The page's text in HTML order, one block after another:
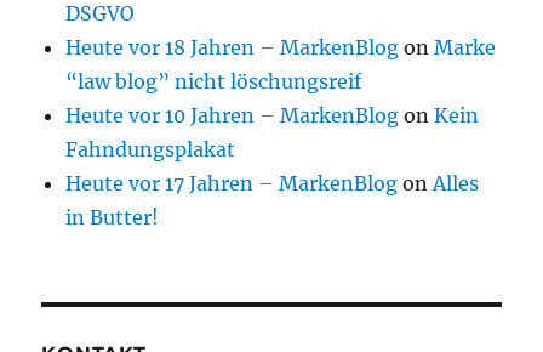
DSGVO
Heute vor 18 Jahren – MarkenBlog onMarke
“law blog” nicht löschungsreif
Heute vor 10 Jahren – MarkenBlog onKein
Fahndungsplakat
Heute vor 17 Jahren – MarkenBlog onAlles
in Butter!